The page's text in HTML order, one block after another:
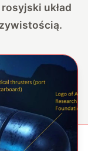
układ